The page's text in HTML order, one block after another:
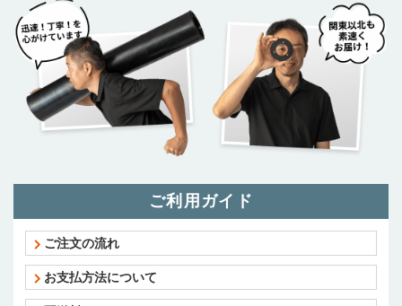
ご利用ガイド
ご注文の流れ
お支払方法について